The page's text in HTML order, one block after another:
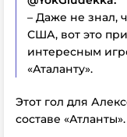
– Даже не знал,
США, вот это
интересным
«Аталанту».
Этот гол для
составе «Атланты».